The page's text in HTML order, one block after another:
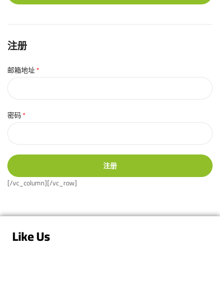
注册
邮箱地址*
密码*
注册
[/vc_column][/vc_row]
Like Us